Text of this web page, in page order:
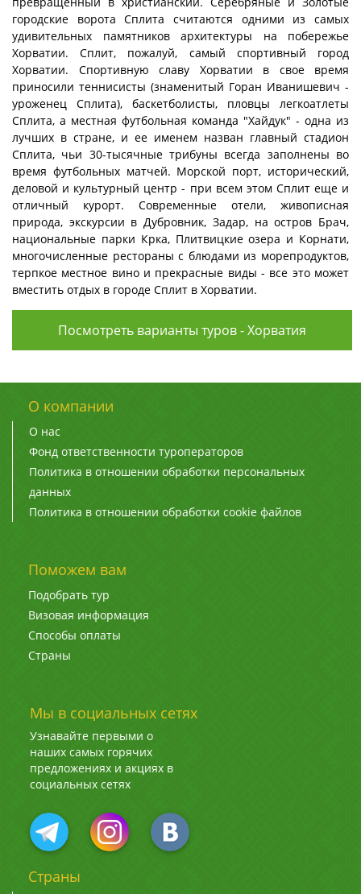
городские ворота Сплита считаются одними из самых
удивительных памятников архитектуры на побережье
Хорватии. Сплит, пожалуй, самый спортивный город
Хорватии. Спортивную славу Хорватии в свое время
приносили теннисисты (знаменитый Горан Иванишевич -
уроженец Сплита), баскетболисты, пловцы легкоатлеты
Сплита, а местная футбольная команда "Хайдук" - одна из
лучших в стране, и ее именем назван главный стадион
Сплита, чьи 30-тысячные трибуны всегда заполнены во
время футбольных матчей. Морской порт, исторический,
деловой и культурный центр - при всем этом Сплит еще и
отличный курорт. Современные отели, живописная
природа, экскурсии в Дубровник, Задар, на остров Брач,
национальные парки Крка, Плитвицкие озера и Корнати,
многочисленные рестораны с блюдами из морепродуктов,
терпкое местное вино и прекрасные виды - все это может
вместить отдых в городе Сплит в Хорватии.
Посмотреть варианты туров - Хорватия
О компании
О нас
Фонд ответственности туроператоров
Политика в отношении обработки персональных
данных
Политика в отношении обработки cookie файлов
Поможем вам
Подобрать тур
Визовая информация
Способы оплаты
Страны
Мы в социальных сетях
Узнавайте первыми о
наших самых горячих
предложениях и акциях в
социальных сетях
Страны